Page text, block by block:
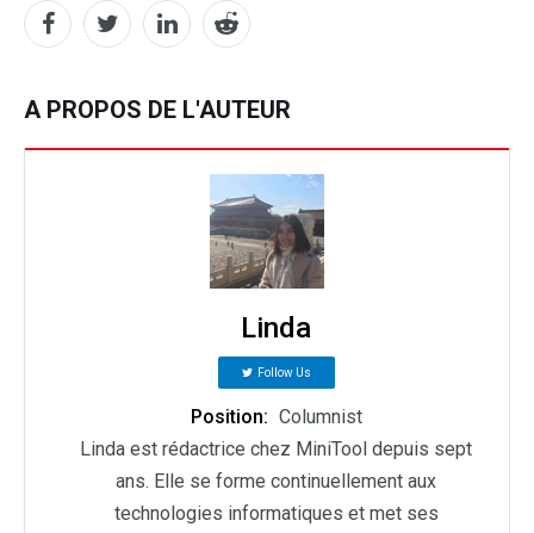
A PROPOS DE L'AUTEUR
Linda
Follow Us
Position: Columnist
Linda est rédactrice chez MiniTool depuis sept
ans. Elle se forme continuellement aux
technologies informatiques et met ses